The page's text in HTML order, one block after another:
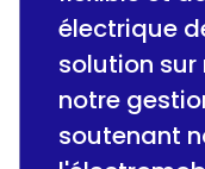
électrique
solution
notre
soutenant